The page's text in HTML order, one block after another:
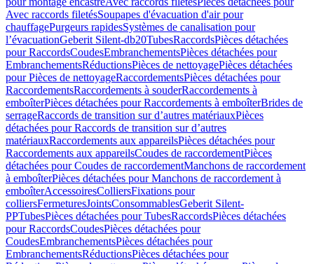
Avec raccords filetésSoupapes d'évacuation d'air pour
chauffagePurgeurs rapidesSystèmes de canalisation pour
l’évacuationGeberit Silent-db20TubesRaccordsPièces détachées
pour RaccordsCoudesEmbranchementsPièces détachées pour
EmbranchementsRéductionsPièces de nettoyagePièces détachées
pour Pièces de nettoyageRaccordementsPièces détachées pour
RaccordementsRaccordements à souderRaccordements à
emboîterPièces détachées pour Raccordements à emboîterBrides de
serrageRaccords de transition sur d’autres matériauxPièces
détachées pour Raccords de transition sur d’autres
matériauxRaccordements aux appareilsPièces détachées pour
Raccordements aux appareilsCoudes de raccordementPièces
détachées pour Coudes de raccordementManchons de raccordement
à emboîterPièces détachées pour Manchons de raccordement à
emboîterAccessoiresColliersFixations pour
colliersFermeturesJointsConsommablesGeberit Silent-
PPTubesPièces détachées pour TubesRaccordsPièces détachées
pour RaccordsCoudesPièces détachées pour
CoudesEmbranchementsPièces détachées pour
EmbranchementsRéductionsPièces détachées pour